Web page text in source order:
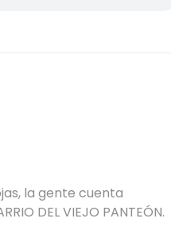
la gente cuenta
DEL VIEJO PANTEÓN.